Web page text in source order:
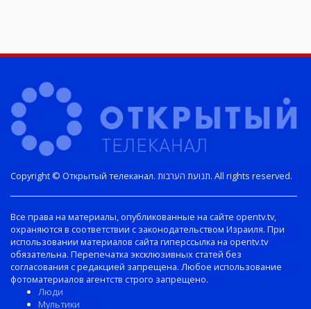
Copyright © Открытый телеканал. תנועת הערבות. All rights reserved.
Все права на материалы, опубликованные на сайте opentv.tv,
охраняются в соответствии с законодательством Израиля. При
использовании материалов сайта гиперссылка на opentv.tv
обязательна. Перепечатка эксклюзивных статей без
согласования с редакцией запрещена. Любое использование
фотоматериалов агентств строго запрещено.
Люди
Мультики